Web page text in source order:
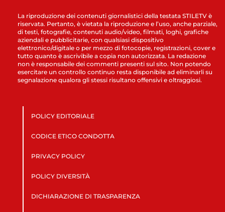
La riproduzione dei contenuti giornalistici della testata STILETV è
riservata. Pertanto, è vietata la riproduzione e l’uso, anche parziale,
di testi, fotografie, contenuti audio/video, filmati, loghi, grafiche
aziendali e pubblicitarie, con qualsiasi dispositivo
elettronico/digitale o per mezzo di fotocopie, registrazioni, cover e
tutto quanto è ascrivibile a copia non autorizzata. La redazione
non è responsabile dei commenti presenti sul sito. Non potendo
esercitare un controllo continuo resta disponibile ad eliminarli su
segnalazione qualora gli stessi risultano offensivi e oltraggiosi.
POLICY EDITORIALE
CODICE ETICO CONDOTTA
PRIVACY POLICY
POLICY DIVERSITÀ
DICHIARAZIONE DI TRASPARENZA